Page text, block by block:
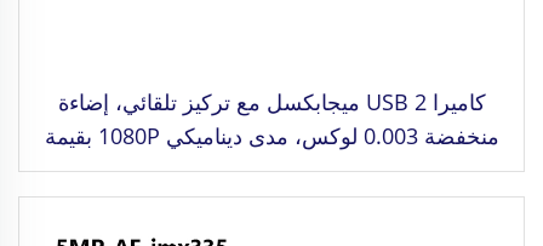
كاميرا USB 2 ميجابكسل مع تركيز تلقائي، إضاءة
منخفضة 0.003 لوكس، مدى ديناميكي 1080P بقيمة
86 ديسيبل، كاميرا ويب HD بدون تعريفات